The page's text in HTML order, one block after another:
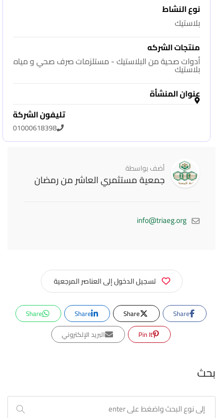
نوع النشاط
بلاستيك
منتجات الشركه
أدوات صحية من البلاستيك - مستلزمات صرف صحي و مياه
بلاستيك
عنوان المنشأة
تليفون الشركة
01000618398
أضف بواسطة
جمعية مستثمري العاشر من رمضان
info@triaeg.org
تسجيل الدخول إلى العناصر المرجعية
Share
Share
Share
Share
Pin It
البريد الإلكتروني
بحث